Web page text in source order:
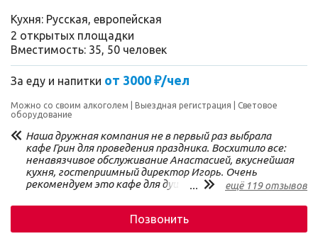
Кухня: Русская, европейская
2 открытых площадки
Вместимость: 35, 50 человек
За еду и напитки от 3000 ₽/чел
Можно со своим алкоголем Выездная регистрация
Световое
оборудование
Наша дружная компания не в первый раз выбрала
кафе Грин для проведения праздника. Восхитило все:
ненавязчивое обслуживание Анастасией, вкуснейшая
кухня, гостеприимный директор Игорь. Очень
рекомендуем это кафе для душевного
... ещё 119 отзывов
Позвонить